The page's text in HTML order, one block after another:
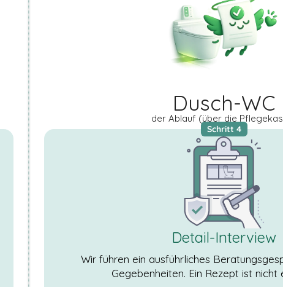
Dusch-WC
der Ablauf (über die
Schritt 4
Detail-Interview
Wir führen ein ausführliches
Gegebenheiten. Ein Rezept ist nicht